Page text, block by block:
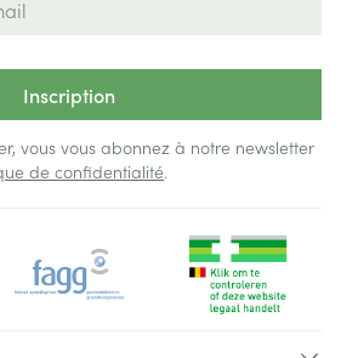
Inscription
vous vous abonnez à notre newsletter
de confidentialité.